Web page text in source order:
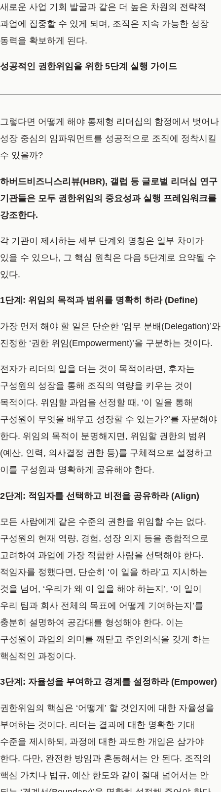
새로운 사업 기회 발굴과 같은 더 높은 차원의 전략적
과업에 집중할 수 있게 되며, 조직은 지속 가능한 성장
동력을 확보하게 된다.
성공적인 권한위임을 위한 5단계 실행 가이드
그렇다면 어떻게 해야 통제형 리더십의 함정에서 벗어나
성장 중심의 임파워먼트를 성공적으로 조직에 정착시킬
수 있을까?
하버드비즈니스리뷰(HBR), 갤럽 등 글로벌 리더십 연구
기관들은 모두 권한위임의 중요성과 실행 프레임워크를
강조한다.
각 기관이 제시하는 세부 단계와 명칭은 일부 차이가
있을 수 있으나, 그 핵심 원칙은 다음 5단계로 요약될 수
있다.
1단계: 위임의 목적과 범위를 명확히 하라 (Define)
가장 먼저 해야 할 일은 단순한 ‘업무 분배(Delegation)’와
진정한 ‘권한 위임(Empowerment)’을 구분하는 것이다.
전자가 리더의 일을 더는 것이 목적이라면, 후자는
구성원의 성장을 통해 조직의 역량을 키우는 것이
목적이다. 위임할 과업을 선정할 때, ‘이 일을 통해
구성원이 무엇을 배우고 성장할 수 있는가?’를 자문해야
한다. 위임의 목적이 분명해지면, 위임할 권한의 범위
(예산, 인력, 의사결정 권한 등)를 구체적으로 설정하고
이를 구성원과 명확하게 공유해야 한다.
2단계: 적임자를 선택하고 비전을 공유하라 (Align)
모든 사람에게 같은 수준의 권한을 위임할 수는 없다.
구성원의 현재 역량, 경험, 성장 의지 등을 종합적으로
고려하여 과업에 가장 적합한 사람을 선택해야 한다.
적임자를 정했다면, 단순히 ‘이 일을 하라’고 지시하는
것을 넘어, ‘우리가 왜 이 일을 해야 하는지’, ‘이 일이
우리 팀과 회사 전체의 목표에 어떻게 기여하는지’를
충분히 설명하여 공감대를 형성해야 한다. 이는
구성원이 과업의 의미를 깨닫고 주인의식을 갖게 하는
핵심적인 과정이다.
3단계: 자율성을 부여하고 경계를 설정하라 (Empower)
권한위임의 핵심은 ‘어떻게’ 할 것인지에 대한 자율성을
부여하는 것이다. 리더는 결과에 대한 명확한 기대
수준을 제시하되, 과정에 대한 과도한 개입은 삼가야
한다. 다만, 완전한 방임과 혼동해서는 안 된다. 조직의
핵심 가치나 법규, 예산 한도와 같이 절대 넘어서는 안